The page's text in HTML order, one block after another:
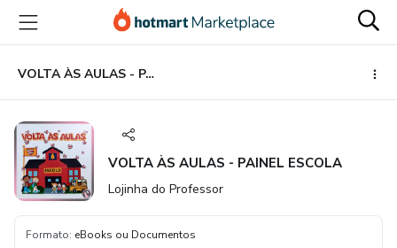
para
conteúdo
principal
para
pagamento
para
rodapé
VOLTA ÀS AULAS - PAINEL ESCOLA
VOLTA ÀS AULAS - PAINEL ESCOLA
Lojinha do Professor
Formato: eBooks ou Documentos